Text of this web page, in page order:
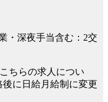
・深夜手当含む：2交
ちらの求人につい
に日給月給制に変更